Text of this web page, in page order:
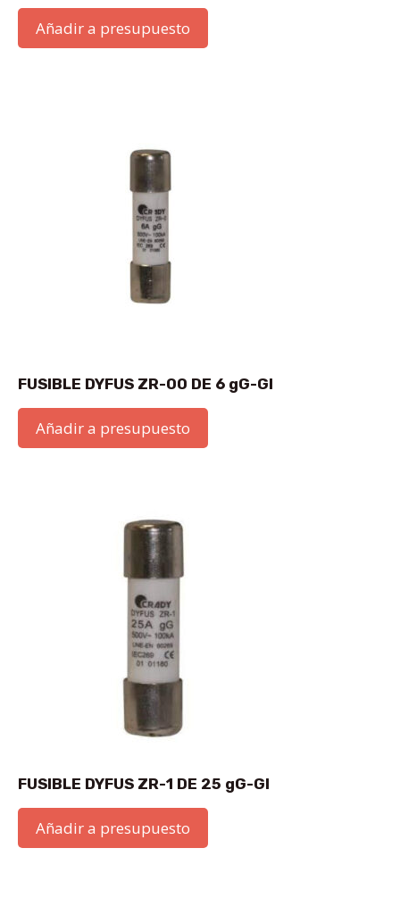
Añadir a presupuesto
FUSIBLE DYFUS ZR-00 DE 6 gG-GI
Añadir a presupuesto
FUSIBLE DYFUS ZR-1 DE 25 gG-GI
Añadir a presupuesto